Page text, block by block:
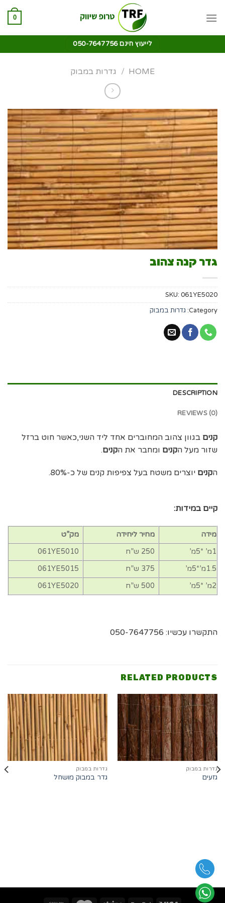
0
לייעוץ חינם 050-7647756
HOME
/ גדרות במבוק
גדר קנה צהוב
SKU: 061YE5020
Category: גדרות במבוק
DESCRIPTION
REVIEWS (0)
קנים בגוון צהוב המחוברים אחד ליד השני,כאשר חוט ברזל
שזור מעל הקנים ומחבר את הקנים.
הקנים יוצרים משטח בעל צפיפות קנים של כ-80%.
קיים במידות:
מידה מחיר ליחידה
מק”ט
1מ’ *5מ’
250 ש”ח
061YE5010
1.5מ’*5מ’
375 ש”ח
061YE5015
2מ’ *5מ’
500 ש”ח 061YE5020
התקשרו עכשיו: 050-7647756
RELATED PRODUCTS
גדרות במבוק
גזעים
גדרות במבוק
גדר במבוק מושחל